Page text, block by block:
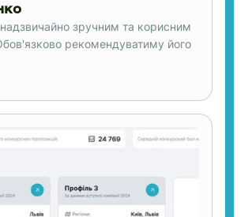
зручним та корисним
рекомендуватиму його